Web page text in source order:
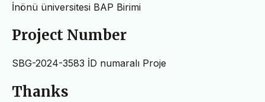
İnönü üniversitesi BAP Birimi
Project Number
SBG-2024-3583 İD numaralı Proje
Thanks